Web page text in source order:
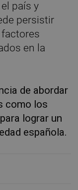
país y
persistir
en la
de abordar
como los
lograr un
española.